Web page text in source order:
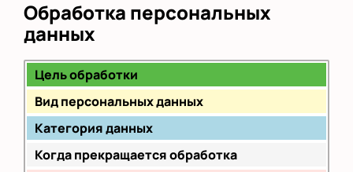
Обработка персональных
данных
Цель обработки
Вид персональных данных
Категория данных
Когда прекращается обработка